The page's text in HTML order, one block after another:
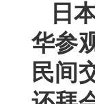
日
华参
民间